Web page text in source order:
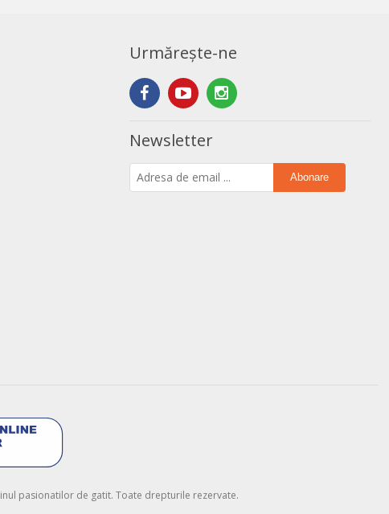
Urmărește-ne
Newsletter
Abonare
pasionatilor de gatit. Toate drepturile rezervate.